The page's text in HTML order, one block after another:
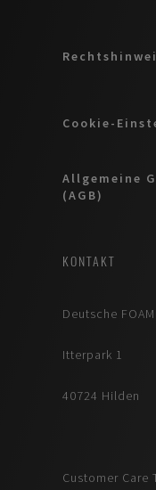
Cookie-
Allgemeine
(AGB)
KONTAKT
Deutsche
Itterpark 1
40724 Hilden
Customer Care